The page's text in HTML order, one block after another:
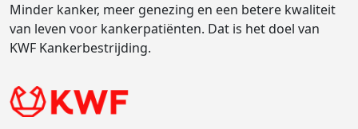
Minder kanker, meer genezing en een betere kwaliteit
van leven voor kankerpatiënten. Dat is het doel van
KWF Kankerbestrijding.